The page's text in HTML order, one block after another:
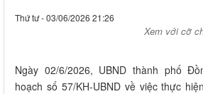
Thứ tư - 03/06/2026 21:26
Xem với cỡ
Ngày 02/6/2026, UBND thành phố
hoạch số 57/KH-UBND về việc thực